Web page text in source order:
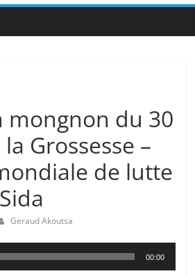
mongnon du 30
Grossesse –
de lutte
Geraud Akoutsa
00:00